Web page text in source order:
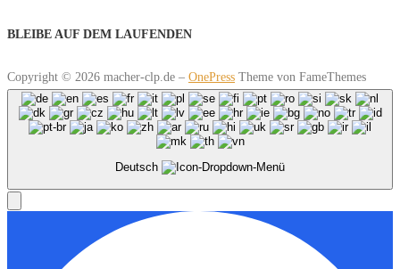
BLEIBE AUF DEM LAUFENDEN
Copyright © 2026 macher-clp.de – OnePress Theme von FameThemes
Deutsch